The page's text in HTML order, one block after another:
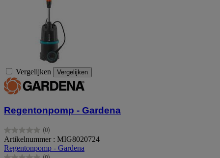
Vergelijken Vergelijken
Regentonpomp - Gardena
(0)
0.0
van
de
Artikelnummer : MIG8020724
Regentonpomp - Gardena